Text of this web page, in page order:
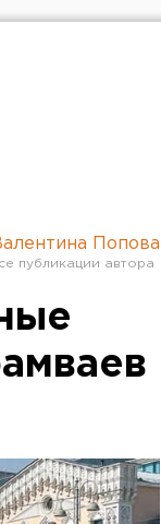
Попова